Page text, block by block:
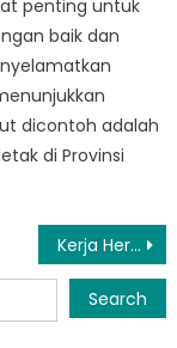
penting untuk
baik dan
dicontoh adalah
di Provinsi
Kerja Heroik BPBD Samalanga dalam Tanggap Bencana
Search